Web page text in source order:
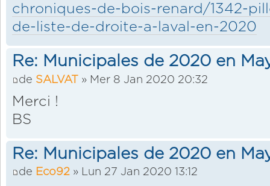
chroniques-de-bois-renard/1342-
de-liste-de-droite-a-laval-en-2020
Re: Municipales de 2020 en
de SALVAT » Mer 8 Jan 2020 20:32
Merci !
BS
Re: Municipales de 2020 en
de Eco92 » Lun 27 Jan 2020 13:12